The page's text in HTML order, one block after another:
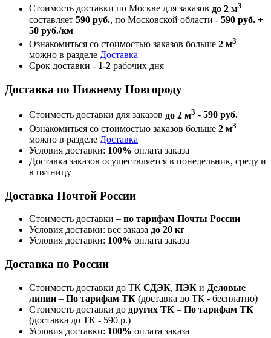
Стоимость доставки по Москве для заказов до 2 м3
составляет 590 руб., по Московской области - 590 руб. +
50 руб./км
Ознакомиться со стоимостью заказов больше 2 м3
можно в разделе Доставка
Срок доставки - 1-2 рабочих дня
Доставка по Нижнему Новгороду
Стоимость доставки для заказов до 2 м3 - 590 руб.
Ознакомиться со стоимостью заказов больше 2 м3
можно в разделе Доставка
Условия доставки: 100% оплата заказа
Доставка заказов осуществляется в понедельник, среду и
в пятницу
Доставка Почтой России
Стоимость доставки – по тарифам Почты России
Условия доставки: вес заказа до 20 кг
Условия доставки: 100% оплата заказа
Доставка по России
Стоимость доставки до ТК СДЭК, ПЭК и Деловые
линии – По тарифам ТК (доставка до ТК - бесплатно)
Стоимость доставки до других ТК – По тарифам ТК
(доставка до ТК - 590 р.)
Условия доставки: 100% оплата заказа